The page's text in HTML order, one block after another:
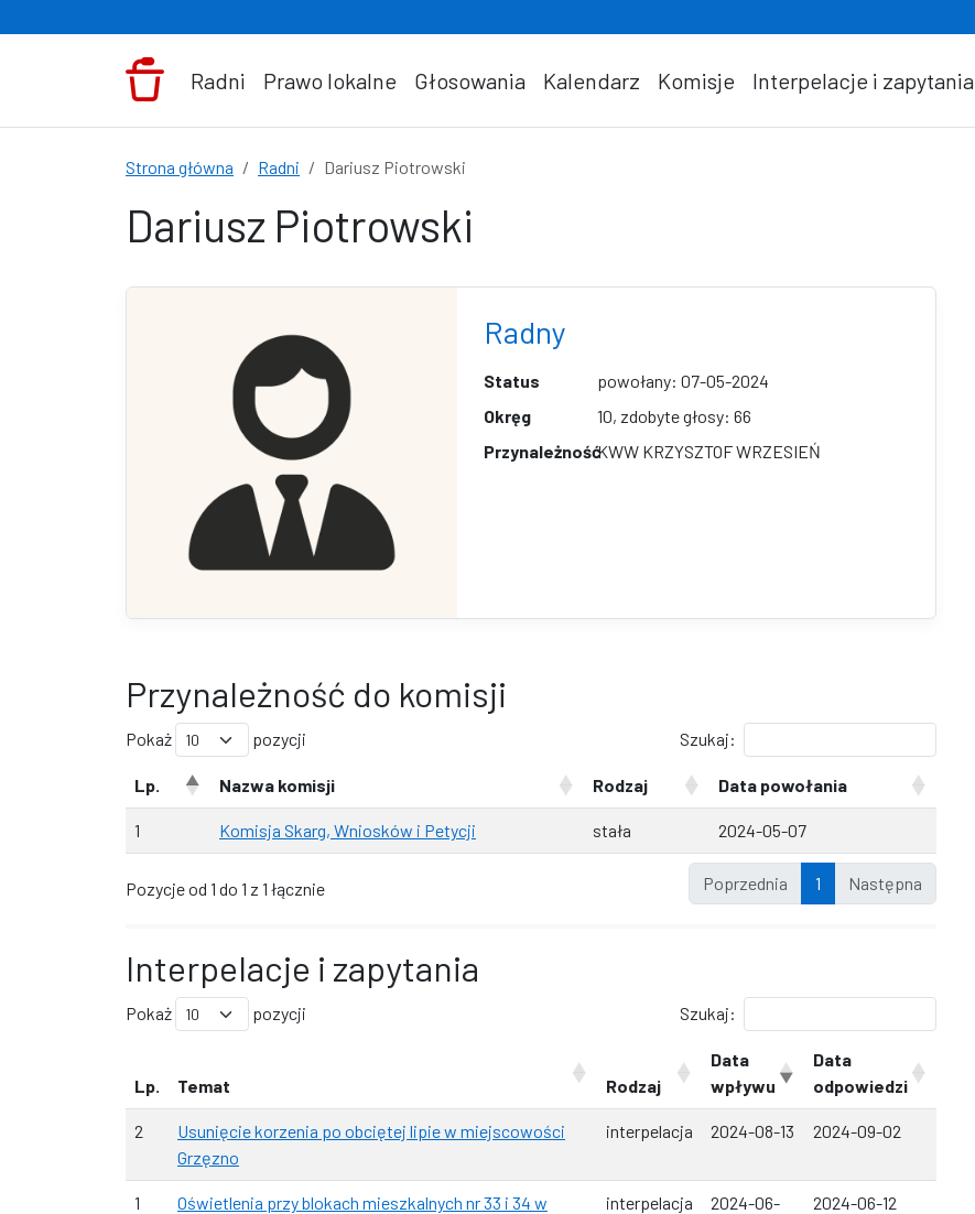
Radni Prawo lokalne Głosowania Kalendarz Komisje Interpelacje i zapytania
Strona główna Radni Dariusz Piotrowski
Dariusz Piotrowski
Radny
Status
powołany: 07-05-2024
Okręg
10, zdobyte głosy: 66
PrzynależnośćKWW KRZYSZTOF WRZESIEŃ
Przynależność do komisji
Pokaż pozycji Szukaj:
Lp. Nazwa komisji Rodzaj Data powołania
1 Komisja Skarg, Wniosków i Petycji stała 2024-05-07
Pozycje od 1 do 1 z 1 łącznie Poprzednia 1 Następna
Interpelacje i zapytania
Pokaż pozycji Szukaj:
Lp. Temat Rodzaj
Data
wpływu
Data
odpowiedzi
2
Usunięcie korzenia po obciętej lipie w miejscowości
Grzęzno
interpelacja 2024-08-13 2024-09-02
1
Oświetlenia przy blokach mieszkalnych nr 33 i 34 w
interpelacja
2024-06-
2024-06-12